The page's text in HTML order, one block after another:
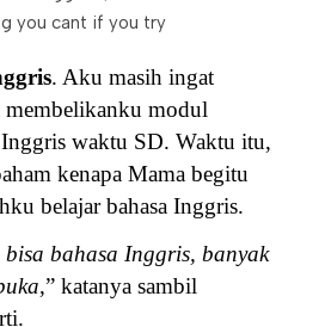
. Aku masih ingat
membelikanku modul
Inggris waktu SD. Waktu itu,
kenapa Mama begitu
belajar bahasa Inggris.
bahasa Inggris, banyak
,” katanya sambil